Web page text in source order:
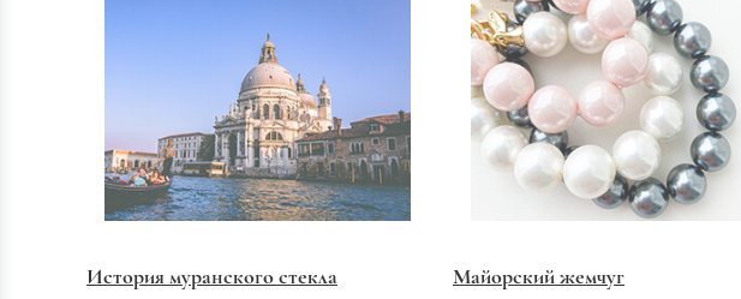
История муранского стекла Майорский жемчуг